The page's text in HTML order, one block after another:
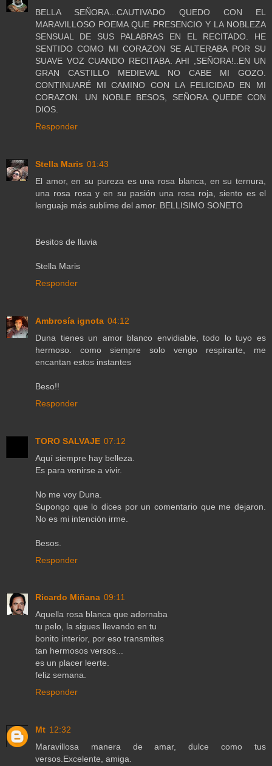
BELLA SEÑORA...CAUTIVADO QUEDO CON EL
MARAVILLOSO POEMA QUE PRESENCIO Y LA NOBLEZA
SENSUAL DE SUS PALABRAS EN EL RECITADO. HE
SENTIDO COMO MI CORAZON SE ALTERABA POR SU
SUAVE VOZ CUANDO RECITABA. AHI ,SEÑORA!..EN UN
GRAN CASTILLO MEDIEVAL NO CABE MI GOZO.
CONTINUARÉ MI CAMINO CON LA FELICIDAD EN MI
CORAZON. UN NOBLE BESOS, SEÑORA..QUEDE CON
DIOS.
Responder
Stella Maris 01:43
El amor, en su pureza es una rosa blanca, en su ternura,
una rosa rosa y en su pasión una rosa roja, siento es el
lenguaje más sublime del amor. BELLISIMO SONETO
Besitos de lluvia
Stella Maris
Responder
Ambrosía ignota 04:12
Duna tienes un amor blanco envidiable, todo lo tuyo es
hermoso. como siempre solo vengo respirarte, me
encantan estos instantes
Beso!!
Responder
TORO SALVAJE 07:12
Aquí siempre hay belleza.
Es para venirse a vivir.
No me voy Duna.
Supongo que lo dices por un comentario que me dejaron.
No es mi intención irme.
Besos.
Responder
Ricardo Miñana 09:11
Aquella rosa blanca que adornaba
tu pelo, la sigues llevando en tu
bonito interior, por eso transmites
tan hermosos versos...
es un placer leerte.
feliz semana.
Responder
Mt 12:32
Maravillosa manera de amar, dulce como tus
versos.Excelente, amiga.